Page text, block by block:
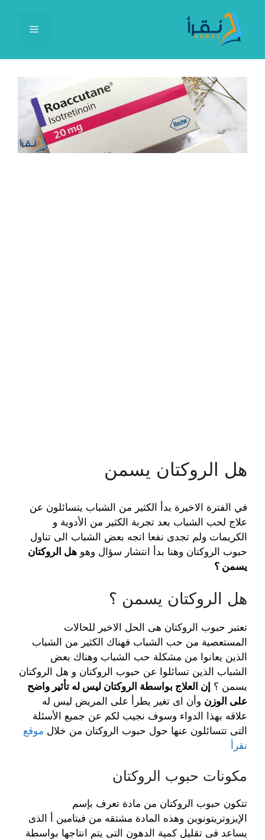
المحتوى
القائمة
هل الروكتان يسمن
في الفترة الاخيرة بدأ الكثير من الشباب يتسائلون عن
علاج لحب الشباب بعد تجربة الكثير من الأدوية و
الكريمات ولم تجدى نفعا اتجه بعض الشباب الى تناول
حبوب الروكتان وهنا بدأ انتشار سؤال وهو هل الروكتان
يسمن ؟
هل الروكتان يسمن ؟
تعتبر حبوب الروكتان هى الحل الاخير للحالات
المستعصية من حب الشباب فهناك الكثير من الشباب
الذين يعانوا من مشكلة حب الشباب وهناك بعض
الشباب الذين تسائلوا عن حبوب الروكتان و هل الروكتان
يسمن ؟ إن العلاج بواسطة الروكتان ليس له تأثير واضح
على الوزن وأن اى تغير يطرأ على المريض ليس له
علاقه بهذا الدواء وسوف نجيب لكم عن جميع الأسئلة
التى تتسائلون عنها حول حبوب الروكتان من خلال موقع
نقرأ
مكونات حبوب الروكتان
تتكون حبوب الروكتان من مادة تعرف بإسم
الإيزوتريتونوين وهذه المادة مشتقه من فيتامين أ الذى
يساعد فى تقليل كمية الدهون التى يتم انتاجها بواسطة